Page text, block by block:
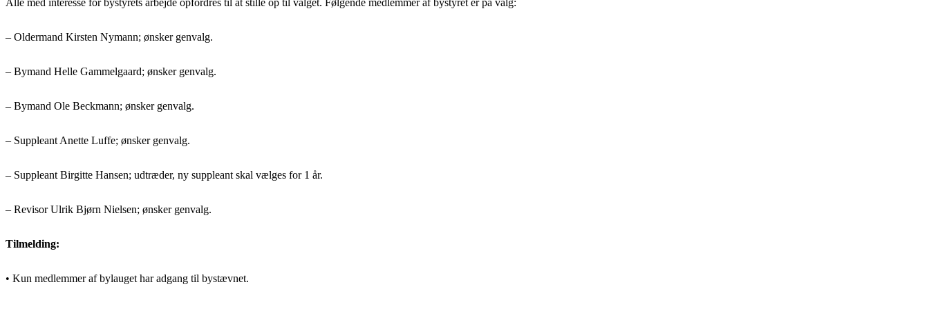
– Oldermand Kirsten Nymann; ønsker genvalg.
– Bymand Helle Gammelgaard; ønsker genvalg.
– Bymand Ole Beckmann; ønsker genvalg.
– Suppleant Anette Luffe; ønsker genvalg.
– Suppleant Birgitte Hansen; udtræder, ny suppleant skal vælges for 1 år.
– Revisor Ulrik Bjørn Nielsen; ønsker genvalg.
Tilmelding:
• Kun medlemmer af bylauget har adgang til bystævnet.